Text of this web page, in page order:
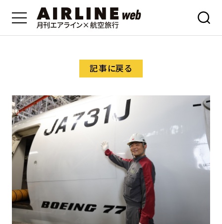
記事に戻る